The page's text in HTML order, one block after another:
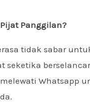
Panggilan?
tidak sabar
seketika
Whatsapp